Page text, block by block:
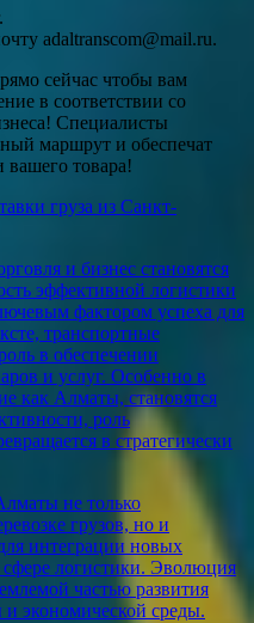
adaltranscom@mail.ru.
сейчас чтобы вам
в соответствии со
Специалисты
маршрут и обеспечат
вашего товара!
груза из Санкт-
и бизнес становятся
эффективной логистики
фактором успеха для
транспортные
в обеспечении
и услуг. Особенно в
как Алматы, становятся
роль
в стратегически
не только
грузов, но и
интеграции новых
логистики. Эволюция
частью развития
экономической среды.